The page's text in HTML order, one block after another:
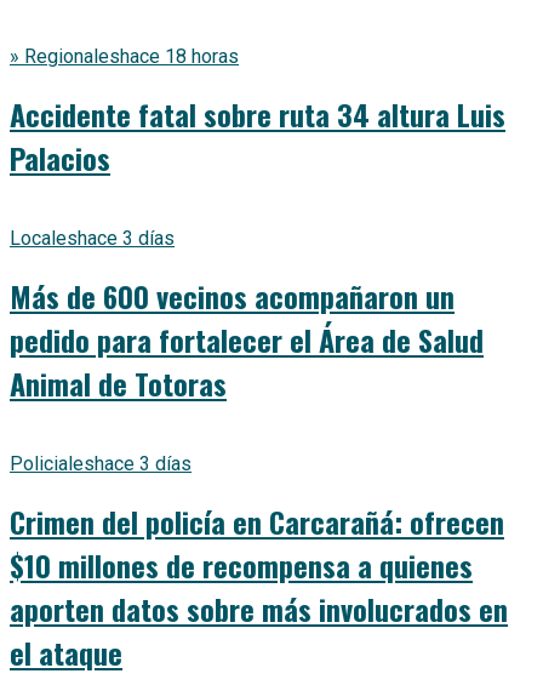
» Regionaleshace 18 horas
Accidente fatal sobre ruta 34 altura Luis
Palacios
Localeshace 3 días
Más de 600 vecinos acompañaron un
pedido para fortalecer el Área de Salud
Animal de Totoras
Policialeshace 3 días
Crimen del policía en Carcarañá: ofrecen
$10 millones de recompensa a quienes
aporten datos sobre más involucrados en
el ataque